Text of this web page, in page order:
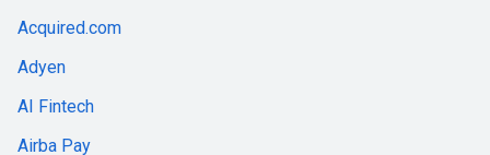
Acquired.com
Adyen
AI Fintech
Airba Pay